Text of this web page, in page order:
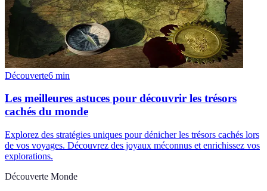
Découverte6 min
Les meilleures astuces pour découvrir les trésors
cachés du monde
Explorez des stratégies uniques pour dénicher les trésors cachés lors
de vos voyages. Découvrez des joyaux méconnus et enrichissez vos
explorations.
Découverte Monde